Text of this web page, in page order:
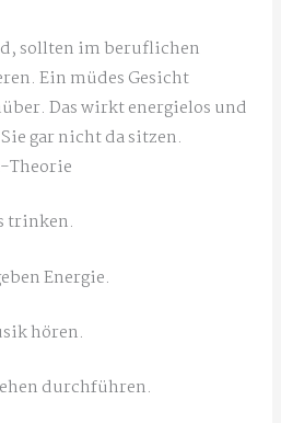
sollten im beruflichen
Ein müdes Gesicht
Das wirkt energielos und
gar nicht da sitzen.
Theorie
trinken.
Energie.
hören.
durchführen.